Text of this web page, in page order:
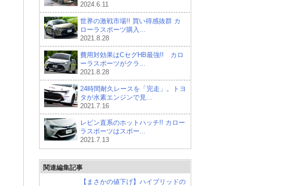
2024.6.11
世界の激戦市場!! 買い得感抜群 カ
ローラスポーツ購入...
2021.8.28
費用対効果はCセグHB最強!! カロ
ーラスポーツがクラ...
2021.8.28
24時間耐久レースを「完走」。トヨ
タが水素エンジンで見...
2021.7.16
レビン直系のホットハッチ!! カロー
ラスポーツはスポー...
2021.7.13
関連編集記事
【まさかの値下げ】ハイブリッドの